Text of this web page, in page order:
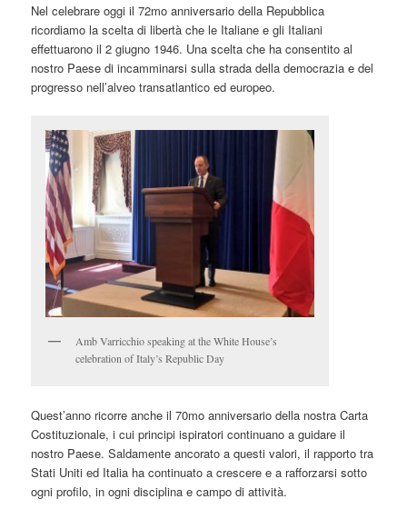
Nel celebrare oggi il 72mo anniversario della Repubblica
ricordiamo la scelta di libertà che le Italiane e gli Italiani
effettuarono il 2 giugno 1946. Una scelta che ha consentito al
nostro Paese di incamminarsi sulla strada della democrazia e del
progresso nell’alveo transatlantico ed europeo.
Amb Varricchio speaking at the White House’s
celebration of Italy’s Republic Day
Quest’anno ricorre anche il 70mo anniversario della nostra Carta
Costituzionale, i cui principi ispiratori continuano a guidare il
nostro Paese. Saldamente ancorato a questi valori, il rapporto tra
Stati Uniti ed Italia ha continuato a crescere e a rafforzarsi sotto
ogni profilo, in ogni disciplina e campo di attività.